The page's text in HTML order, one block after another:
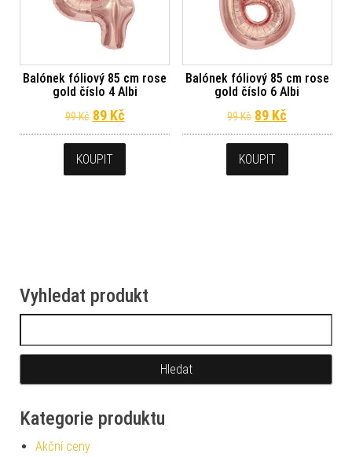
Balónek fóliový 85 cm rose
gold číslo 4 Albi
99Kč Původní cena byla: 99 Kč.
89 KčAktuální cena je: 89 Kč.
KOUPIT
Balónek fóliový 85 cm rose
gold číslo 6 Albi
99Kč Původní cena
89 Kč
KOUPIT
Vyhledat produkt
Kategorie produktu
Akční ceny